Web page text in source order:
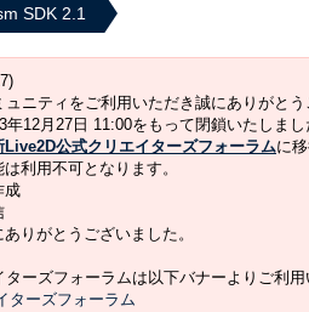
SDK 2.1
ニティをご利用いただき誠にありがとう
12月27日 11:00をもって閉鎖いたしまし
Live2D公式クリエイターズフォーラムに
利用不可となります。
成
りがとうございました。
ーズフォーラムは以下バナーよりご利用